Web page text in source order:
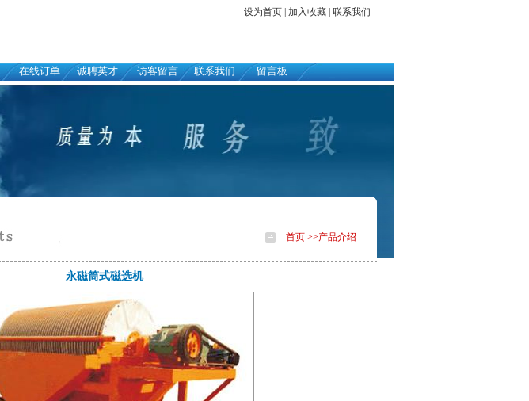
设为首页 加入收藏 联系我们
在线订单 诚聘英才 访客留言 联系我们 留言板
首页>>产品介绍
永磁筒式磁选机